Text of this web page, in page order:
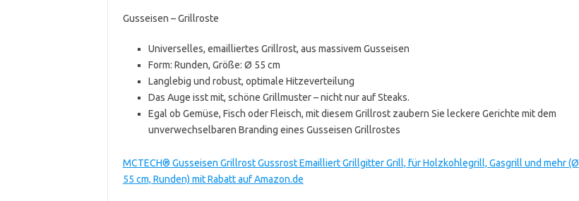
Gusseisen – Grillroste
Universelles, emailliertes Grillrost, aus massivem Gusseisen
Form: Runden, Größe: Ø 55 cm
Langlebig und robust, optimale Hitzeverteilung
Das Auge isst mit, schöne Grillmuster – nicht nur auf Steaks.
Egal ob Gemüse, Fisch oder Fleisch, mit diesem Grillrost zaubern Sie leckere Gerichte mit dem
unverwechselbaren Branding eines Gusseisen Grillrostes
MCTECH® Gusseisen Grillrost Gussrost Emailliert Grillgitter Grill, für Holzkohlegrill, Gasgrill und mehr (Ø
55 cm, Runden) mit Rabatt auf Amazon.de